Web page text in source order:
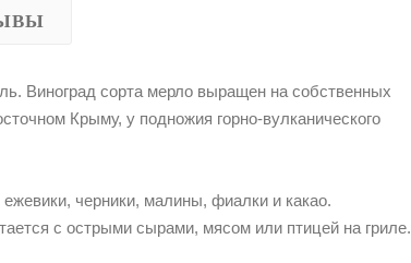
Виноград сорта мерло выращен на собственных
Крыму, у подножия горно-вулканического
черники, малины, фиалки и какао.
с острыми сырами, мясом или птицей на гриле.